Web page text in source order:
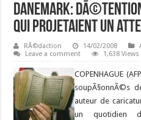
Danemark:
qui projetaient un
RÃ©daction 14/02/2008
Leave a comment
1,638 Views
COPENHAGUE
soupÃ§onnÃ©s
auteur de
un quotidien